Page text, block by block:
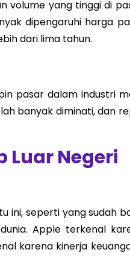
volume yang tinggi di
dipengaruhi harga
dari lima tahun.
pasar dalam industri
banyak diminati, dan
Luar Negeri
ini, seperti yang sudah
Apple terkenal
karena kinerja